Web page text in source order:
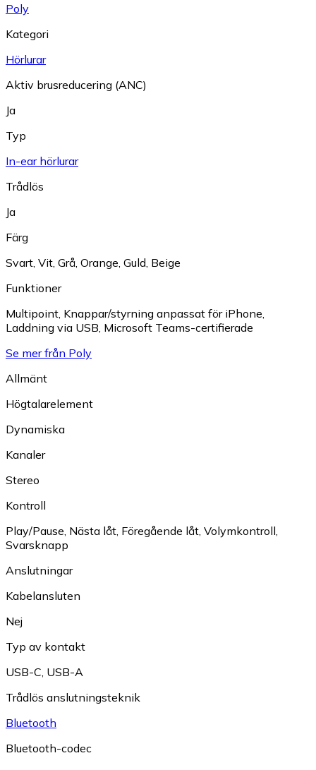
Poly
Kategori
Hörlurar
Aktiv brusreducering (ANC)
Ja
Typ
In-ear hörlurar
Trådlös
Ja
Färg
Svart Vit Grå Orange Guld Beige
Funktioner
Multipoint Knappar/styrning anpassat för iPhone
Laddning via USB Microsoft Teams-certifierade
Se mer från Poly
Allmänt
Högtalarelement
Dynamiska
Kanaler
Stereo
Kontroll
Play/Pause Nästa låt Föregående låt Volymkontroll
Svarsknapp
Anslutningar
Kabelansluten
Nej
Typ av kontakt
USB-C USB-A
Trådlös anslutningsteknik
Bluetooth
Bluetooth-codec